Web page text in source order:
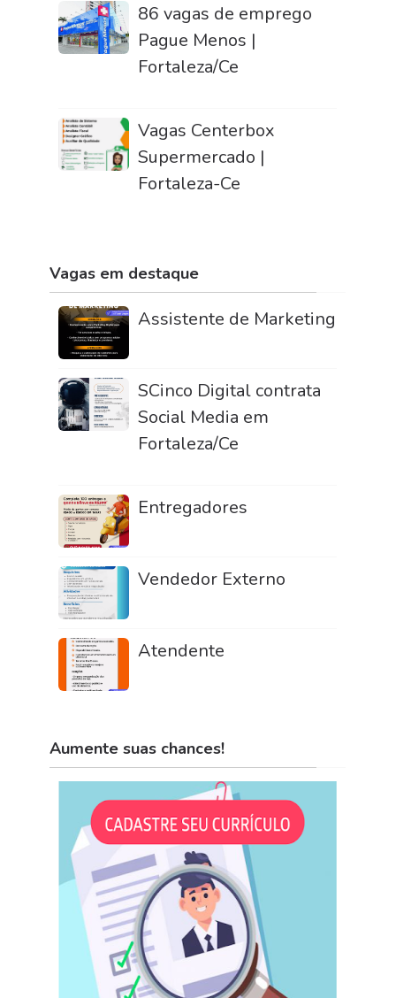
86 vagas de emprego
Pague Menos |
Fortaleza/Ce
Vagas Centerbox
Supermercado |
Fortaleza-Ce
Vagas em destaque
Assistente de Marketing
SCinco Digital contrata
Social Media em
Fortaleza/Ce
Entregadores
Vendedor Externo
Atendente
Aumente suas chances!